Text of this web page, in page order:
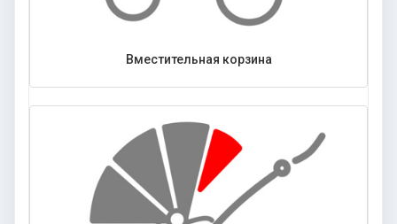
Вместительная корзина